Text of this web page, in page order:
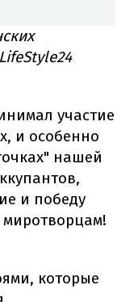
участие
и особенно
нашей
и победу
которые